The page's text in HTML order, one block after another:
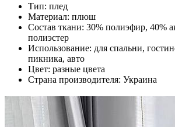
Тип: плед
Материал: плюш
Состав ткани: 30% полиэфир, 40%
полиэстер
Использование: для спальни,
пикника, авто
Цвет: разные цвета
Страна производителя: Украина